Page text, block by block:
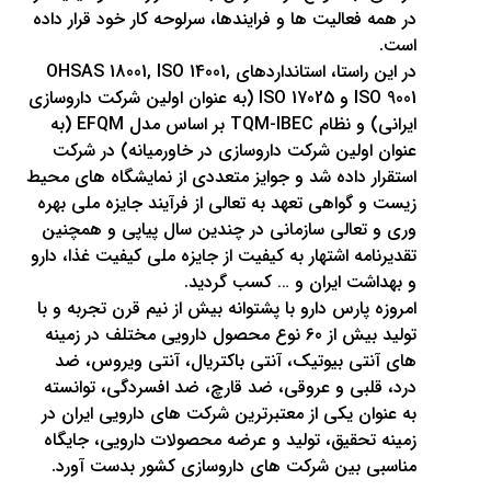
در همه فعالیت ها و فرایندها، سرلوحه کار خود قرار داده
است.
در این راستا، استانداردهای OHSAS 18001, ISO 14001,
ISO 9001 و ISO 17025 (به عنوان اولین شرکت داروسازی
ایرانی) و نظام TQM-IBEC بر اساس مدل EFQM (به
عنوان اولین شرکت داروسازی در خاورمیانه) در شرکت
استقرار داده شد و جوایز متعددی از نمایشگاه های محیط
زیست و گواهی تعهد به تعالی از فرآیند جایزه ملی بهره
وری و تعالی سازمانی در چندین سال پیاپی و همچنین
تقدیرنامه اشتهار به کیفیت از جایزه ملی کیفیت غذا، دارو
و بهداشت ایران و … کسب گردید.
امروزه پارس دارو با پشتوانه بیش از نیم قرن تجربه و با
تولید بیش از 60 نوع محصول دارویی مختلف در زمینه
های آنتی بیوتیک، آنتی باکتریال، آنتی ویروس، ضد
درد، قلبی و عروقی، ضد قارچ، ضد افسردگی، توانسته
به عنوان یکی از معتبرترین شرکت های دارویی ایران در
زمینه تحقیق، تولید و عرضه محصولات دارویی، جایگاه
مناسبی بین شرکت های داروسازی کشور بدست آورد.